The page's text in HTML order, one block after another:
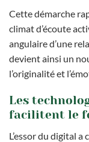
Cette démarche
climat d’écoute
angulaire d’une
devient ainsi un
l’originalité et
Les
facilitent le
L’essor du digital